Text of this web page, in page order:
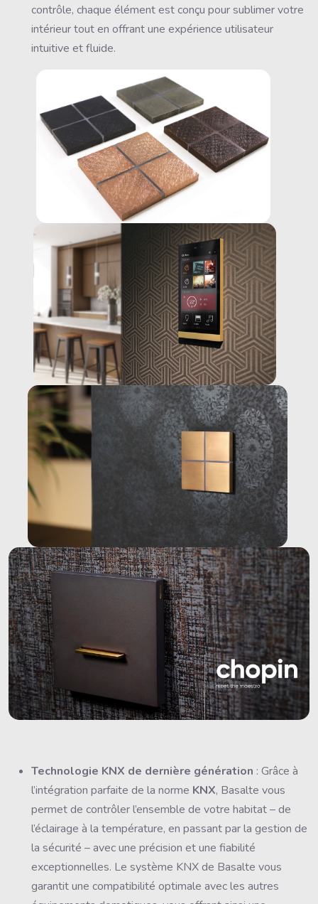
contrôle, chaque élément est conçu pour sublimer votre
intérieur tout en offrant une expérience utilisateur
intuitive et fluide.
Technologie KNX de dernière génération : Grâce à
l’intégration parfaite de la norme KNX, Basalte vous
permet de contrôler l’ensemble de votre habitat – de
l’éclairage à la température, en passant par la gestion de
la sécurité – avec une précision et une fiabilité
exceptionnelles. Le système KNX de Basalte vous
garantit une compatibilité optimale avec les autres